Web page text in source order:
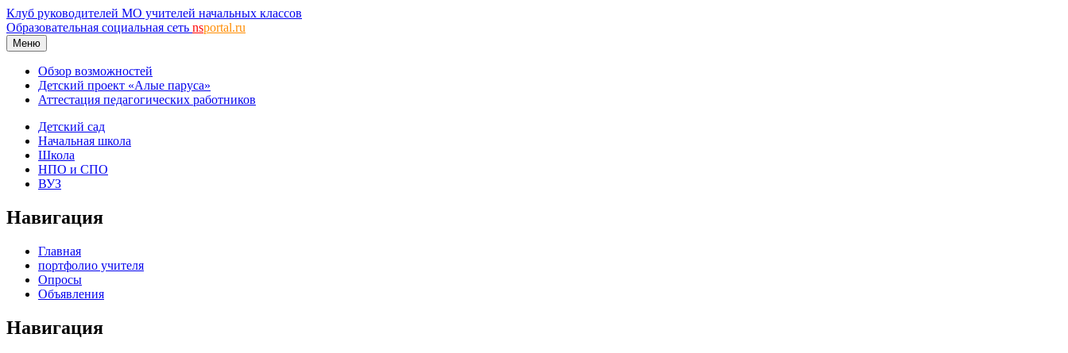
Клуб руководителей МО учителей начальных классов
Образовательная социальная сеть nsportal.ru
Меню
Обзор возможностей
Детский проект «Алые паруса»
Аттестация педагогических работников
Детский сад
Начальная школа
Школа
НПО и СПО
ВУЗ
Навигация
Главная
портфолио учителя
Опросы
Объявления
Навигация